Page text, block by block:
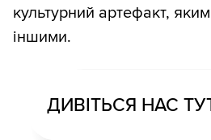
культурний артефакт,
іншими.
ДИВІТЬСЯ НАС